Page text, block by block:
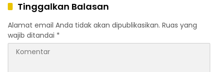
Tinggalkan Balasan
Alamat email Anda tidak akan dipublikasikan. Ruas yang
wajib ditandai *